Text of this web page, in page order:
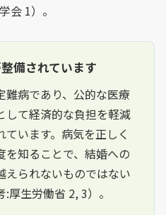
会 1）。
備されています
病であり、公的な医療
して経済的な負担を軽減
います。病気を正しく
知ることで、結婚への
えられないものではない
厚生労働省 2, 3）。